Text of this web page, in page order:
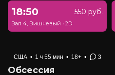
18:50 550 руб.
Зал 4, Вишневый • 2D
США • 1 ч 55 мин • 18+ • 3
Обсессия